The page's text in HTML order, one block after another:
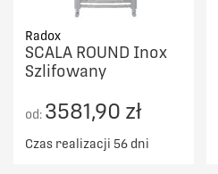
Radox
SCALA ROUND Inox
Szlifowany
od: 3581,90 zł
Czas realizacji 56 dni